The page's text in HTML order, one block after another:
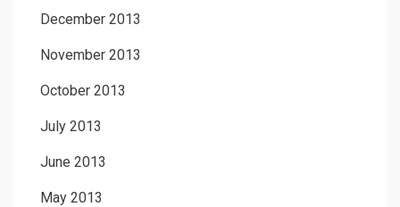
December 2013
November 2013
October 2013
July 2013
June 2013
May 2013